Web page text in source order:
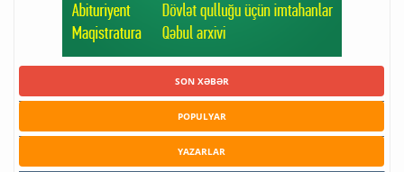
SON XƏBƏR
POPULYAR
YAZARLAR